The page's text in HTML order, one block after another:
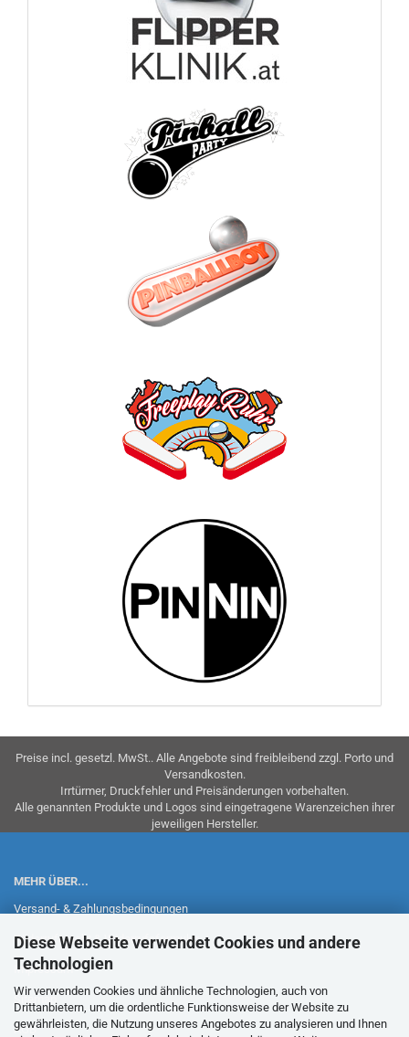
Diese Webseite verwendet Cookies und andere
Technologien
Wir verwenden Cookies und ähnliche Technologien, auch von
Drittanbietern, um die ordentliche Funktionsweise der Website zu
gewährleisten, die Nutzung unseres Angebotes zu analysieren und Ihnen
Preise incl. gesetzl. MwSt.. Alle Angebote sind freibleibend zzgl. Porto und
Versandkosten.
Irrtürmer, Druckfehler und Preisänderungen vorbehalten.
Alle genannten Produkte und Logos sind eingetragene Warenzeichen ihrer
jeweiligen Hersteller.
MEHR ÜBER...
Versand- & Zahlungsbedingungen
Widerrufsrecht & Widerrufsformular
Impressum
Sitemap
AGB